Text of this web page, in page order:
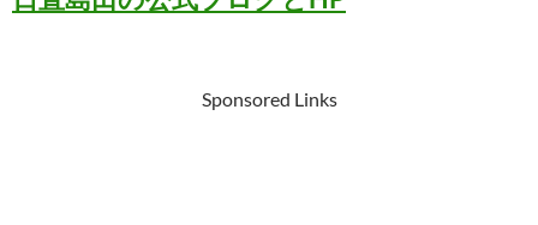
Sponsored Links